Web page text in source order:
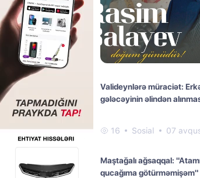
Valideynlərə müraciət:
gələcəyinin əlindən
16 Sosial 07
Maştağalı ağsaqqal:
qucağıma götürməmişəm"